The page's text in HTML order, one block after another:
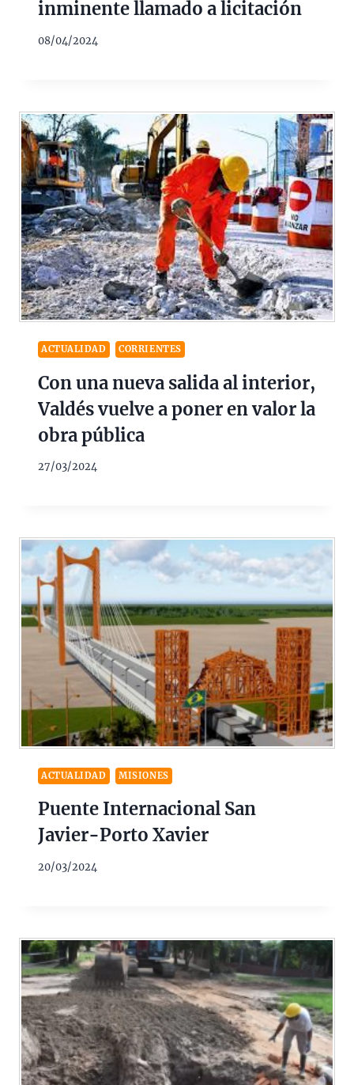
inminente llamado a licitación
08/04/2024
ACTUALIDAD CORRIENTES
Con una nueva salida al interior,
Valdés vuelve a poner en valor la
obra pública
27/03/2024
ACTUALIDAD MISIONES
Puente Internacional San
Javier-Porto Xavier
20/03/2024